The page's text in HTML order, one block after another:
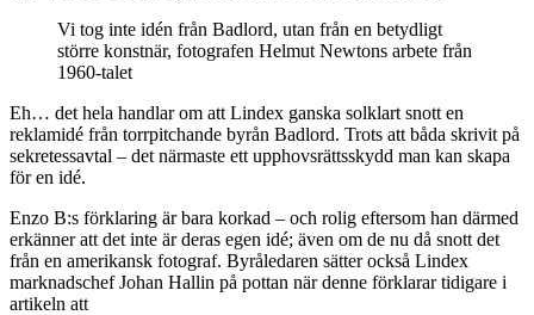
Vi tog inte idén från Badlord, utan från en betydligt
större konstnär, fotografen Helmut Newtons arbete från
1960-talet
Eh… det hela handlar om att Lindex ganska solklart snott en
reklamidé från torrpitchande byrån Badlord. Trots att båda skrivit på
sekretessavtal – det närmaste ett upphovsrättsskydd man kan skapa
för en idé.
Enzo B:s förklaring är bara korkad – och rolig eftersom han därmed
erkänner att det inte är deras egen idé; även om de nu då snott det
från en amerikansk fotograf. Byråledaren sätter också Lindex
marknadschef Johan Hallin på pottan när denne förklarar tidigare i
artikeln att